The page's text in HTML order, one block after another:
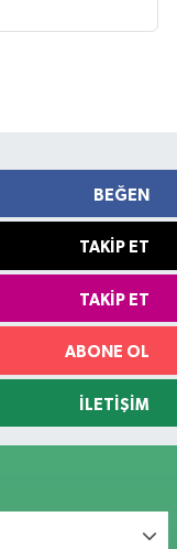
BEĞEN
TAKIP ET
TAKIP ET
ABONE OL
İLETIŞIM